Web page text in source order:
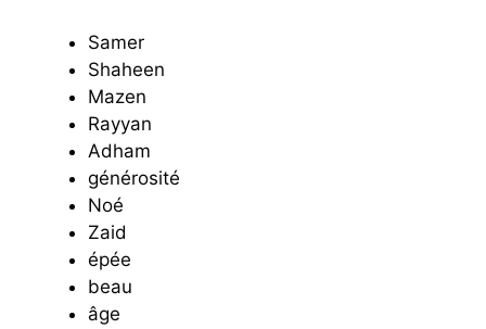
Samer
Shaheen
Mazen
Rayyan
Adham
générosité
Noé
Zaid
épée
beau
âge